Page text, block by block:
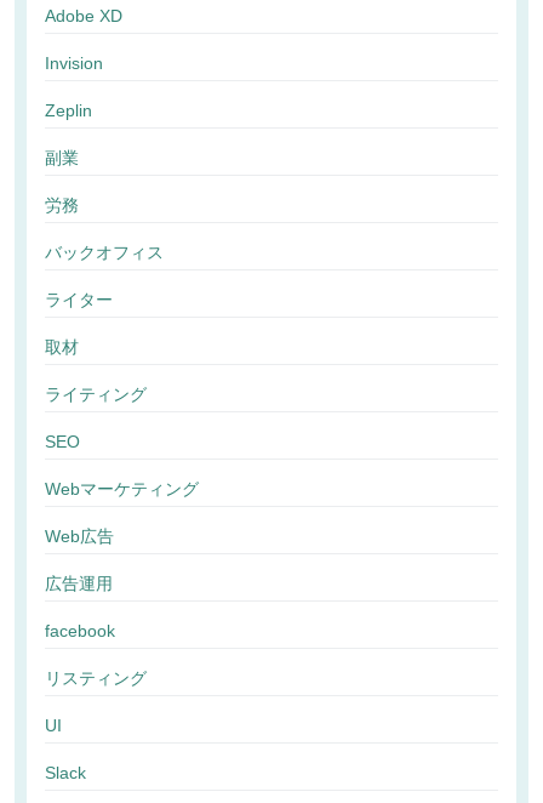
Adobe XD
Invision
Zeplin
副業
労務
バックオフィス
ライター
取材
ライティング
SEO
Webマーケティング
Web広告
広告運用
facebook
リスティング
UI
Slack